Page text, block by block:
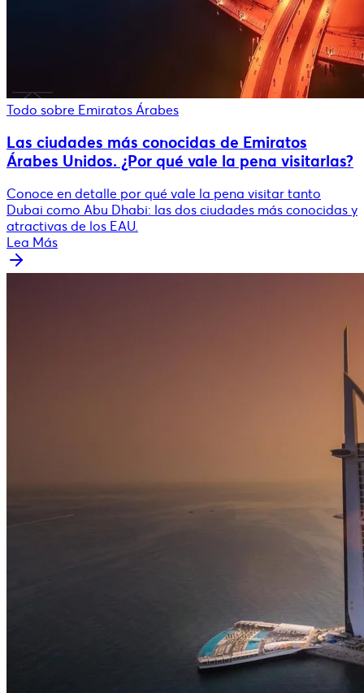
Todo sobre Emiratos Árabes
Las ciudades más conocidas de Emiratos
Árabes Unidos. ¿Por qué vale la pena visitarlas?
Conoce en detalle por qué vale la pena visitar tanto
Dubai como Abu Dhabi: las dos ciudades más conocidas y
atractivas de los EAU.
Lea Más